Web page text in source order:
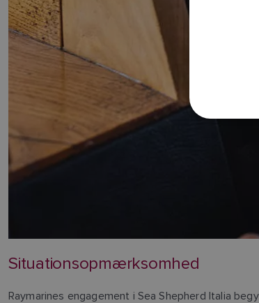
Situationsopmærksomhed
Raymarines engagement i Sea Shepherd Italia